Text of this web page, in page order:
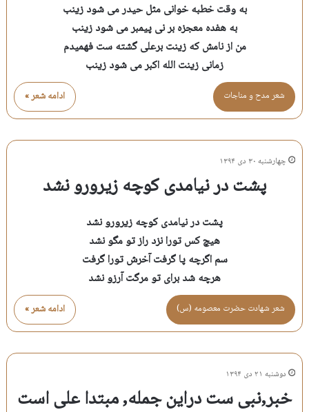
به وقت خطبه خوانی مثل حیدر می شود زینب
به هفده معجزه بر نی پیمبر می شود زینب
من از نامش که زینت برعلی گشته ست فهمیدم
زمانی زینت الله اکبر می شود زینب
ادامه شعر » شعر مدح و مناجات
چهارشنبه ۳۰ دی ۱۳۹۴
پشت در نیامدی کوچه زیرورو نشد
پشت در نیامدی کوچه زیرورو نشد
هیچ کس تورا نزد راز تو مگو نشد
سم اگرچه پا گرفت آخرش تورا گرفت
هرچه شد برای تو مرگت آرزو نشد
ادامه شعر » شعر شهادت حضرت معصومه (س)
دوشنبه ۲۱ دی ۱۳۹۴
خبر,نبی ست دراین جمله, مبتدا علی است